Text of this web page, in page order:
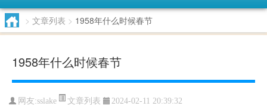
> 文章列表 > 1958年什么时候春节
1958年什么时候春节
网友:sslake 文章列表 2024-02-11 20:39:32